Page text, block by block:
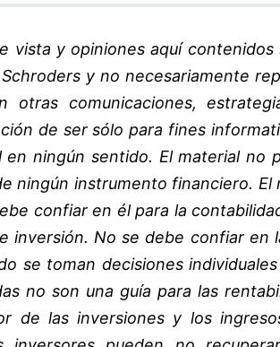
vista y opiniones aquí contenidos
y no necesariamente
otras comunicaciones,
de ser sólo para fines
ningún sentido. El material no
ningún instrumento financiero. El
confiar en él para la
inversión. No se debe confiar en
se toman decisiones
no son una guía para las
de las inversiones y los